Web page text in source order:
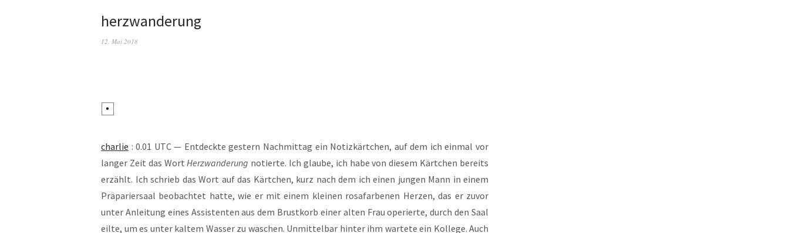
herzwanderung
12. Mai 2018
char­lie : 0.01 UTC — Ent­deck­te ges­tern Nach­mit­tag ein Notiz­kärt­chen, auf dem ich ein­mal vor
lan­ger Zeit das WortHerz­wan­de­rung notier­te. Ich glau­be, ich habe von die­sem Kärt­chen bereits
erzählt. Ich schrieb das Wort auf das Kärt­chen, kurz nach dem ich einen jun­gen Mann in einem
Prä­pa­rier­saal beob­ach­tet hat­te, wie er mit einem klei­nen rosa­far­be­nen Her­zen, das er zuvor
unter Anlei­tung eines Assis­ten­ten aus dem Brust­korb einer alten Frau ope­rier­te, durch den Saal
eil­te, um es unter kal­tem Was­ser zu waschen. Unmit­tel­bar hin­ter ihm war­te­te ein Kol­le­ge. Auch